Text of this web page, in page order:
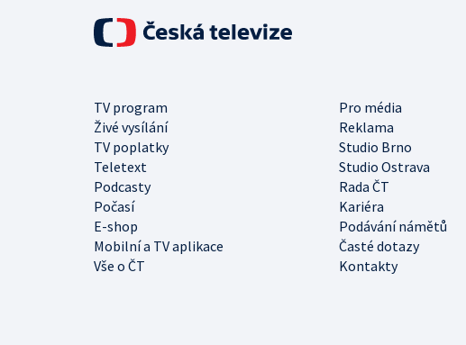
TV program
Pro média
Živé vysílání
Reklama
TV poplatky
Studio Brno
Teletext
Studio Ostrava
Podcasty
Rada ČT
Počasí
Kariéra
E-shop
Podávání námětů
Mobilní a TV aplikace
Časté dotazy
Vše o ČT
Kontakty